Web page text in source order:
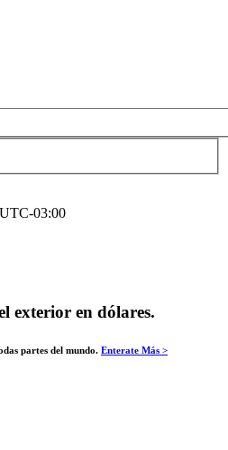
UTC-03:00
exterior en dólares.
partes del mundo. Enterate Más >